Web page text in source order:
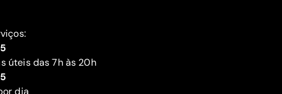
úteis das 7h às 20h
dia